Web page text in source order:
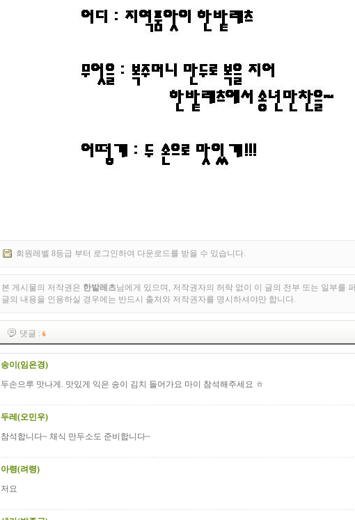
회원레벨 8등급 부터 로그인하여 다운로드를 받을 수 있습니다.
본 게시물의 저작권은 한밭레츠님에게 있으며, 저작권자의 허락 없이 이 글의 전부 또는 일부를
글의 내용을 인용하실 경우에는 반드시 출처와 저작권자를 명시하셔야만 합니다.
댓글 : 6
송이(임은경)
두손으루 맛나게. 맛있게 익은 송이 김치 들어가요 마이 참석해주세요 ㅎ
두레(오민우)
참석합니다~ 채식 만두소도 준비합니다~
아령(려령)
저요